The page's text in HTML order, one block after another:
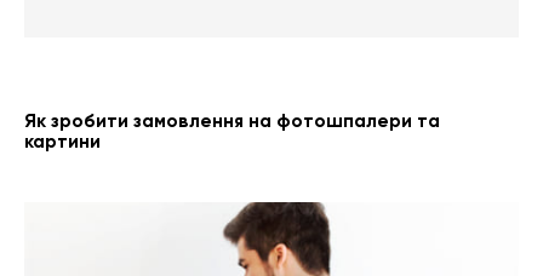
Як зробити замовлення на фотошпалери та
картини